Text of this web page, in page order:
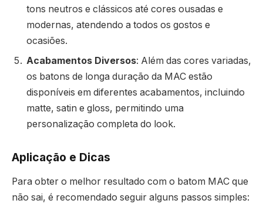
tons neutros e clássicos até cores ousadas e
modernas, atendendo a todos os gostos e
ocasiões.
Acabamentos Diversos: Além das cores variadas,
os batons de longa duração da MAC estão
disponíveis em diferentes acabamentos, incluindo
matte, satin e gloss, permitindo uma
personalização completa do look.
Aplicação e Dicas
Para obter o melhor resultado com o batom MAC que
não sai, é recomendado seguir alguns passos simples: